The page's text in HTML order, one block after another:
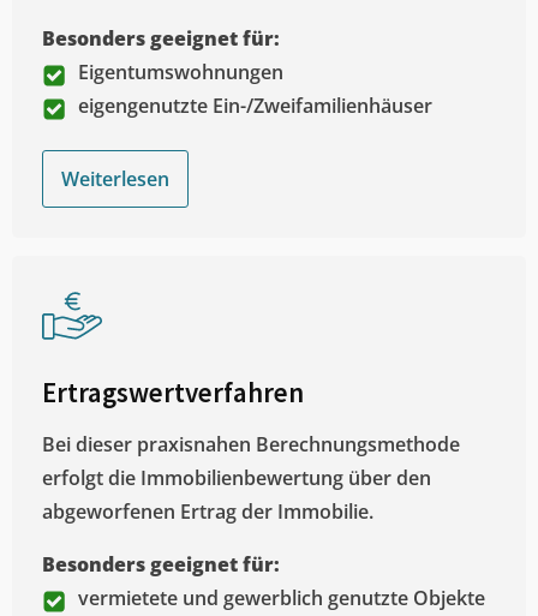
Besonders geeignet für:
Eigentumswohnungen
eigengenutzte Ein-/Zweifamilienhäuser
Weiterlesen
Ertragswertverfahren
Bei dieser praxisnahen Berechnungsmethode
erfolgt die Immobilienbewertung über den
abgeworfenen Ertrag der Immobilie.
Besonders geeignet für:
vermietete und gewerblich genutzte Objekte